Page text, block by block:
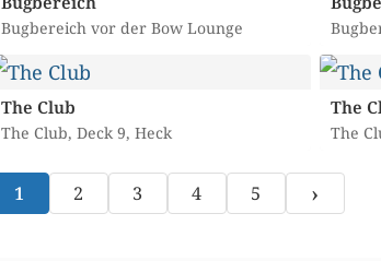
Bugbereich vor der Bow Lounge
The Club
The Club, Deck 9, Heck
The
The
1 2 3 4 5 ›